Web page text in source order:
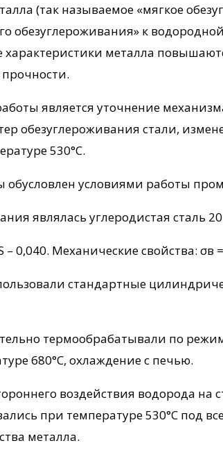
(так называемое «мягкое
обезуглероживания» к
характеристики металла
является уточнение
обезуглероживания стали,
530°C.
обусловлен условиями работы
являлась углеродистая сталь
– 0,040. Механические свойства:
стандартные
термообрабатывали по
680°C, охлаждение с печью.
воздействия водорода
при температуре 530°C под
металла.